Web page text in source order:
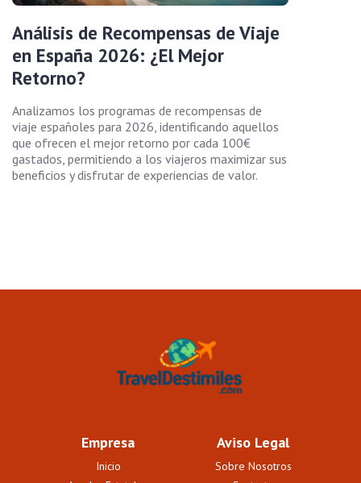
Análisis de Recompensas de Viaje
en España 2026: ¿El Mejor
Retorno?
Analizamos los programas de recompensas de
viaje españoles para 2026, identificando aquellos
que ofrecen el mejor retorno por cada 100€
gastados, permitiendo a los viajeros maximizar sus
beneficios y disfrutar de experiencias de valor.
Empresa
Inicio
Aviso Legal
Sobre Nosotros